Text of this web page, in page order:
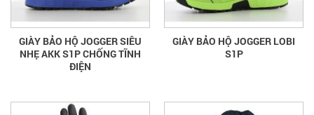
GIÀY BẢO HỘ JOGGER SIÊU
NHẸ AKK S1P CHỐNG TĨNH
ĐIỆN
GIÀY BẢO HỘ JOGGER LOBI
S1P